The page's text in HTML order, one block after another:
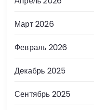
Март 2026
Февраль 2026
Декабрь 2025
Сентябрь 2025